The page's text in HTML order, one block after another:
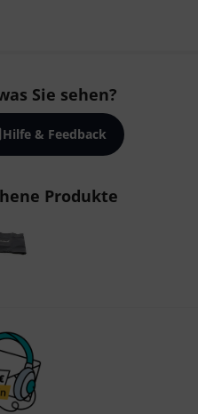
Sie sehen?
Hilfe & Feedback
Produkte